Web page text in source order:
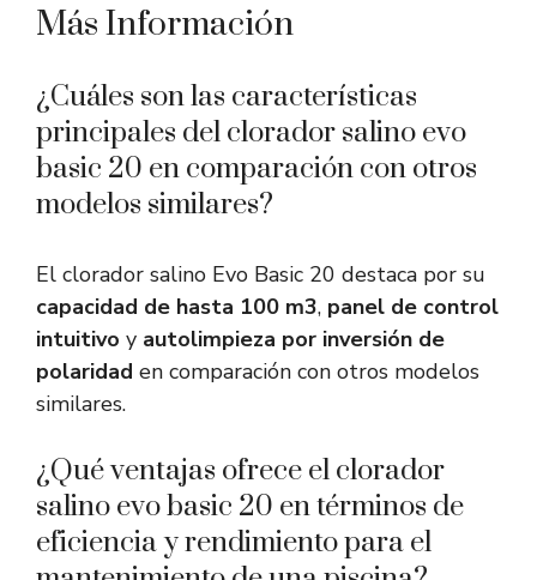
Más Información
¿Cuáles son las características
principales del clorador salino evo
basic 20 en comparación con otros
modelos similares?
El clorador salino Evo Basic 20 destaca por su
capacidad de hasta 100 m3, panel de control
intuitivo y autolimpieza por inversión de
polaridad en comparación con otros modelos
similares.
¿Qué ventajas ofrece el clorador
salino evo basic 20 en términos de
eficiencia y rendimiento para el